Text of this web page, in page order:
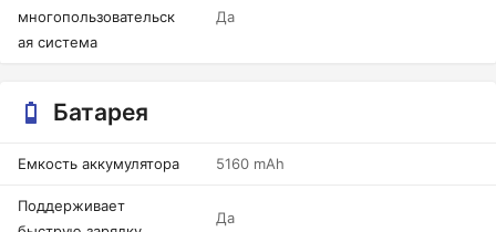
многопользовательск
ая система
Да
Батарея
Емкость аккумулятора 5160 mAh
Поддерживает
Да